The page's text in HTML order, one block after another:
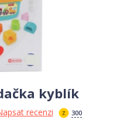
kyblík
recenzi 300